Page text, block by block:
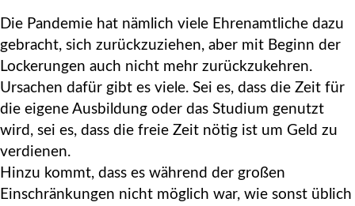
Die Pandemie hat nämlich viele Ehrenamtliche dazu
gebracht, sich zurückzuziehen, aber mit Beginn der
Lockerungen auch nicht mehr zurückzukehren.
Ursachen dafür gibt es viele. Sei es, dass die Zeit für
die eigene Ausbildung oder das Studium genutzt
wird, sei es, dass die freie Zeit nötig ist um Geld zu
verdienen.
Hinzu kommt, dass es während der großen
Einschränkungen nicht möglich war, wie sonst üblich